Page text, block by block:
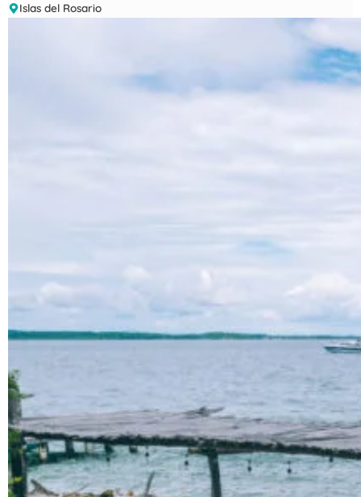
Islas del Rosario